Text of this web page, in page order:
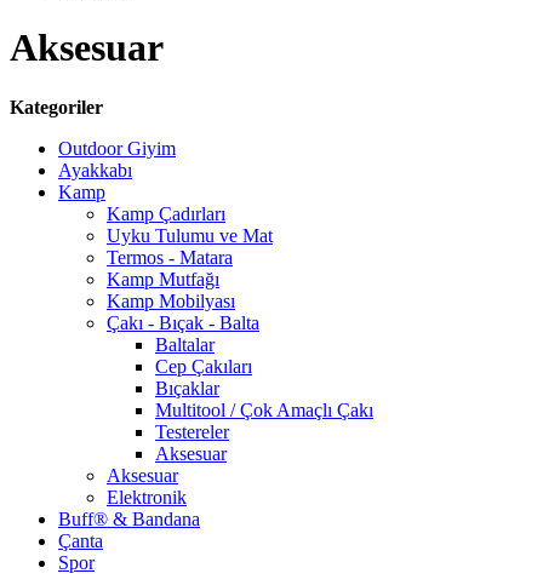
Aksesuar
Kategoriler
Outdoor Giyim
Ayakkabı
Kamp
Kamp Çadırları
Uyku Tulumu ve Mat
Termos - Matara
Kamp Mutfağı
Kamp Mobilyası
Çakı - Bıçak - Balta
Baltalar
Cep Çakıları
Bıçaklar
Multitool / Çok Amaçlı Çakı
Testereler
Aksesuar
Aksesuar
Elektronik
Buff® & Bandana
Çanta
Spor